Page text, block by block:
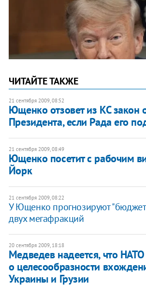
ЧИТАЙТЕ ТАКЖЕ
21 сентября 2009, 08:52
Ющенко отзовет из КС закон
Президента, если Рада его
21 сентября 2009, 08:49
Ющенко посетит с рабочим
Йорк
21 сентября 2009, 08:22
У Ющенко прогнозируют
двух мегафракций
20 сентября 2009, 18:18
Медведев надеется, что
о целесообразности
Украины и Грузии